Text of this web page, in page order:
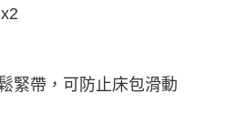
緊帶，可防止床包滑動